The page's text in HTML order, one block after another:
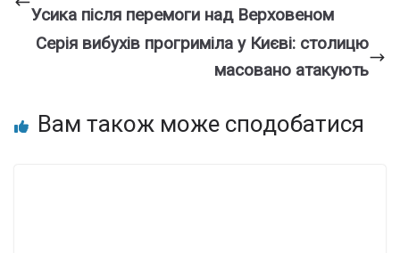
Усика після перемоги над Верховеном
Серія вибухів прогриміла у Києві: столицю
масовано атакують
Вам також може сподобатися